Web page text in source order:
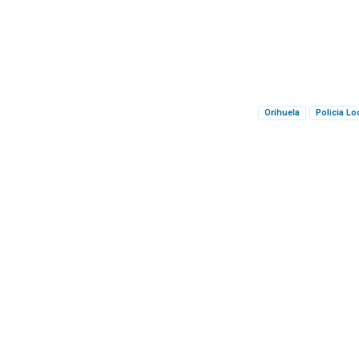
Orihuela Policia